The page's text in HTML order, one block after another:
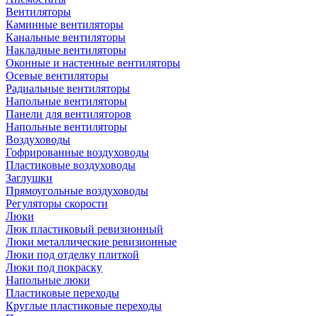
Вентиляторы
Каминные вентиляторы
Канальные вентиляторы
Накладные вентиляторы
Оконные и настенные вентиляторы
Осевые вентиляторы
Радиальные вентиляторы
Напольные вентиляторы
Панели для вентиляторов
Напольные вентиляторы
Воздуховоды
Гофрированные воздуховоды
Пластиковые воздуховоды
Заглушки
Прямоугольные воздуховоды
Регуляторы скорости
Люки
Люк пластиковый ревизионный
Люки металлические ревизионные
Люки под отделку плиткой
Люки под покраску
Напольные люки
Пластиковые переходы
Круглые пластиковые переходы